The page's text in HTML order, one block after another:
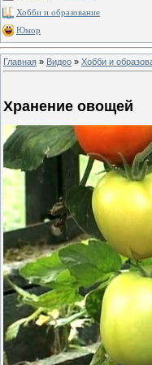
Хобби и образование
Юмор
Главная » Видео » Хобби и
Хранение овощей